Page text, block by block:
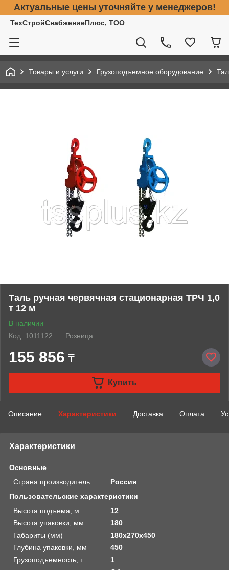
Актуальные цены уточняйте у менеджеров!
ТехСтройСнабжениеПлюс, ТОО
Товары и услуги Грузоподъемное оборудование
Таль ручная червячная стационарная ТРЧ 1,0
т 12 м
В наличии
Код: 1011122
Розница
155 856 ₸
Купить
Описание Характеристики Доставка Оплата
Характеристики
Основные
Страна производитель
Россия
Пользовательские характеристики
Высота подъема, м
12
Высота упаковки, мм
180
Габариты (мм)
180x270x450
Глубина упаковки, мм
450
Грузоподъемность, т
1